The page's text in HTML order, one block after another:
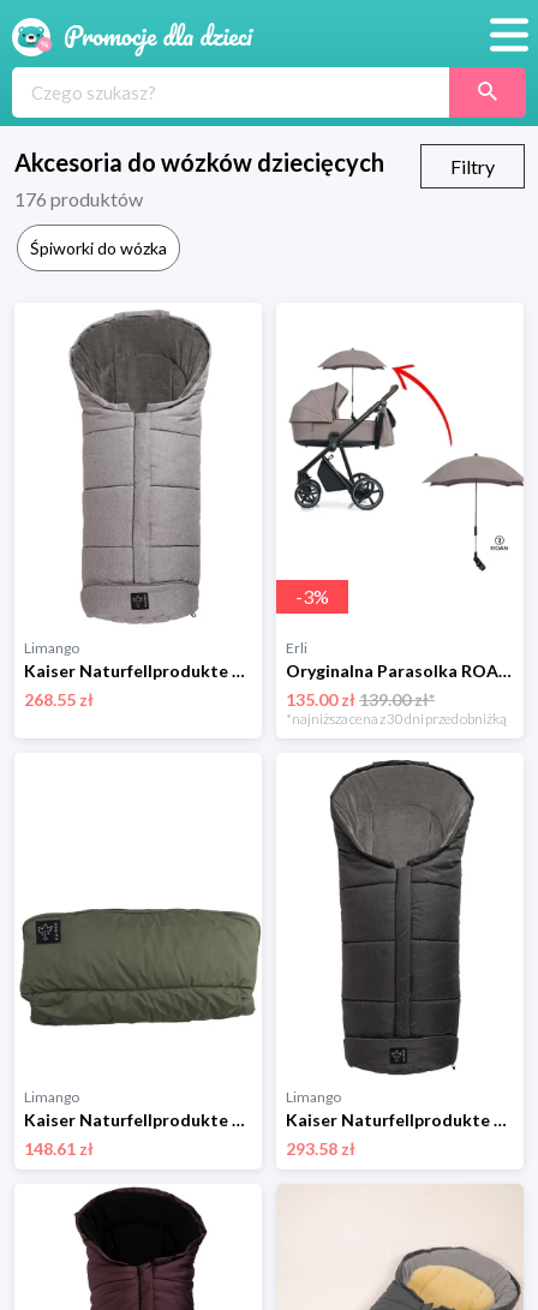
Akcesoria do wózków dziecięcych
Filtry
176 produktów
Śpiworki do wózka
Limango
Kaiser Naturfellprodukte Śpiworek termiczny "Jooy" w kolorze jasnoszarym - 105 x 45 cm rozmiar: onesize
268.55 zł
-3%
Erli
Oryginalna Parasolka ROAN – Kolor: COCOA Dedykowana do Roan Ivi •
135.00 zł139.00 zł*
*najniższa cena z 30 dni przed obniżką
Limango
Kaiser Naturfellprodukte Termiczny ogrzewacz "Alaska" w kolorze khaki do rąk - 45 x 25 cm rozmiar: onesize
148.61 zł
Limango
Kaiser Naturfellprodukte Śpiworek termiczny "Jooy" w kolorze czarnym - 105 x 45 cm rozmiar: onesize
293.58 zł